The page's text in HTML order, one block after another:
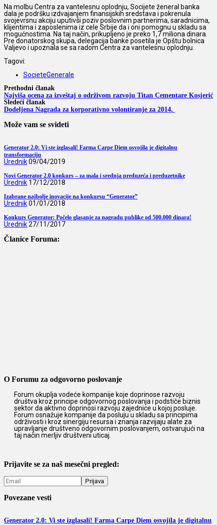
Na molbu Centra za vantelesnu oplodnju, Socijete ženeral banka
dala je podršku izdvajanjem finansijskih sredstava i pokrenula
svojevrsnu akciju uputivši poziv poslovnim partnerima, saradnicima,
klijentima i zaposlenima iz cele Srbije da i oni pomognu u skladu sa
mogućnostima. Na taj način, prikupljeno je preko 1,7 miliona dinara.
Pre donatorskog skupa, delegacija banke posetila je Opštu bolnica
Valjevo i upoznala se sa radom Centra za vantelesnu oplodnju.
Tagovi:
SocieteGenerale
Prethodni članak
Najviša ocena za izveštaj o održivom razvoju Titan Cementare Kosjerić
Sledeći članak
Dodeljena Nagrada za korporativno volontiranje za 2014.
Može vam se svideti
Generator 2.0: Vi ste izglasali! Farma Carpe Diem osvojila je digitalnu
transformaciju
Urednik09/04/2019
Novi Generator 2.0 konkurs – za mala i srednja preduzeća i preduzetnike
Urednik 17/12/2018
Izabrane najbolje inovacije na konkursu “Generator”
Urednik01/01/2018
Konkurs Generator: Počelo glasanje za nagradu publike od 500.000 dinara!
Urednik27/11/2017
Članice Foruma:
O Forumu za odgovorno poslovanje
Forum okuplja vodeće kompanije koje doprinose razvoju
društva kroz principe odgovornog poslovanja i podstiče biznis
sektor da aktivno doprinosi razvoju zajednice u kojoj posluje.
Forum osnažuje kompanije da posluju u skladu sa principima
održivosti i kroz sinergiju resursa i znanja razvijaju alate za
upravljanje društveno odgovornim poslovanjem, ostvarujući na
taj način merljiv društveni uticaj.
Prijavite se za naš mesečni pregled:
Povezane vesti
Generator 2.0: Vi ste izglasali! Farma Carpe Diem osvojila je digitalnu